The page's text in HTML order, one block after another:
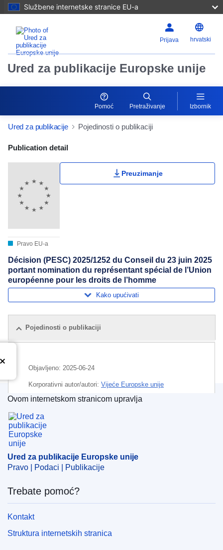
Službene internetske stranice EU-a
Prijava hrvatski
Ured za publikacije Europske unije
Pomoć Pretraživanje Izbornik
Ured za publikacije Pojedinosti o publikaciji
Publication Detail Actions Portlet
Publication detail
Pravo EU-a
Preuzimanje
Décision (PESC) 2025/1252 du Conseil du 23 juin 2025
portant nomination du représentant spécial de l’Union
européenne pour les droits de l’homme
Kako upućivati
Pojedinosti o publikaciji
Objavljeno: 2025-06-24
Korporativni autor/autori: Vijeće Europske unije
ljudska prava
CELEX : 32025D1252
OJ : L_202501252
Ured za publikacije Europske unije
Ovom internetskom stranicom upravlja
Ured za publikacije Europske unije
Pravo | Podaci | Publikacije
Trebate pomoć?
Kontakt
Struktura internetskih stranica